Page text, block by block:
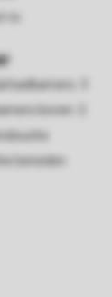
tv
badkamers: 3
boven: 2
beneden